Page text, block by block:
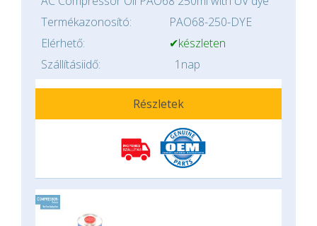
Termékazonosító:
PAO68-250-DYE
Elérhető:
✔készleten
Szállításiidő:
1nap
Részletek